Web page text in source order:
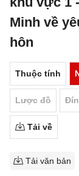
Minh về
hôn
Thuộc tính
Lược đồ
Tải về
Tải văn bản